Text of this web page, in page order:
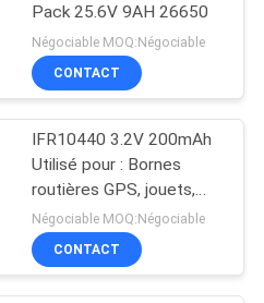
de
36
Pack 25.6V 9AH 26650
Négociable MOQ:Négociable
CONTACT
IFR10440 3.2V 200mAh
Utilisé pour : Bornes
routières GPS, jouets,
lampes minières,
lampadaires solaires,
dispositifs de
Négociable MOQ:Négociable
CONTACT